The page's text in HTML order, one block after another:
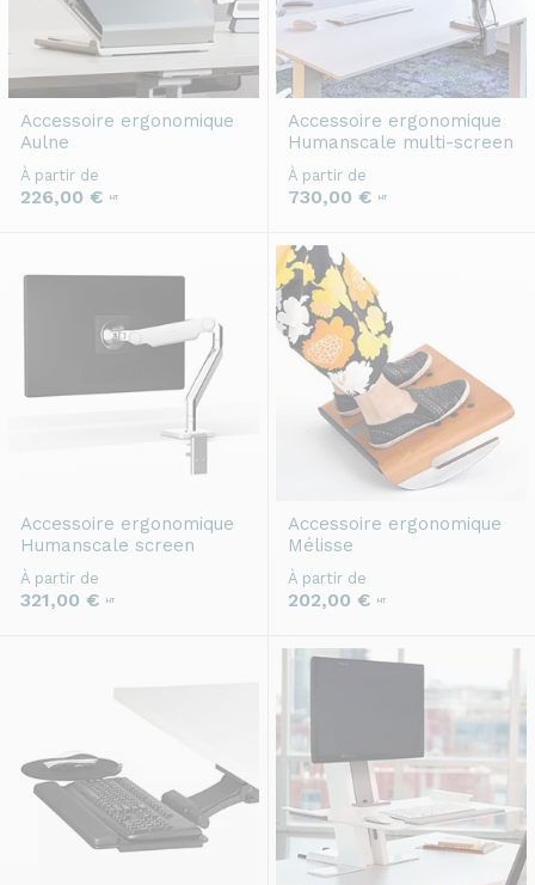
Accessoire ergonomique
Aulne
À partir de
226,00 € HT
Accessoire ergonomique
Humanscale multi-screen
À partir de
730,00 € HT
Accessoire ergonomique
Humanscale screen
À partir de
321,00 € HT
Accessoire ergonomique
Mélisse
À partir de
202,00 € HT